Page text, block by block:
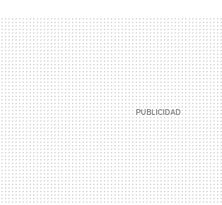
MAIL